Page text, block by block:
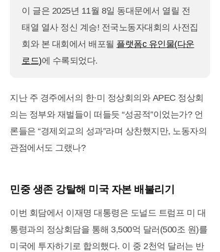
이 글은 2025년 11월 8일 동대문에서 열릴 전
태열 열사 정신 계승! 전국노동자대회의 사전집
회와 본 대회에서 배포될 플랫폼c 유인물(다운
로드)에 수록되었다.
지난 주 경주에서의 한·미 정상회의와 APEC 정상회
의는 정부와 재벌들이 떠들듯 “성공적”이었는가? 언
론들은 “경제외교의 성과”라며 상찬했지만, 노동자의
관점에서도 그랬나?
민중 생존 강탈해 미국 자본 배불리기
이번 회담에서 이재명 대통령은 도널드 트럼프 미 대
통령과의 정상회담을 통해 3,500억 달러(500조 원)를
미국에 투자하기로 합의했다. 이 중 2천억 달러는 반